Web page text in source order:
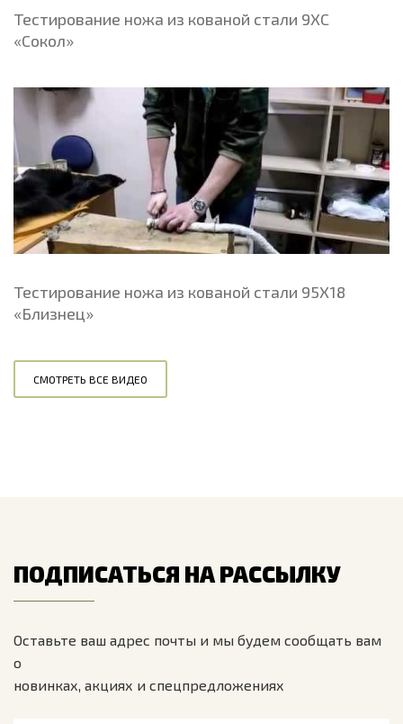
Тестирование ножа из кованой стали 9ХС
«Сокол»
Тестирование ножа из кованой стали 95Х18
«Близнец»
СМОТРЕТЬ ВСЕ ВИДЕО
ПОДПИСАТЬСЯ НА РАССЫЛКУ
Оставьте ваш адрес почты и мы будем сообщать вам
о
новинках, акциях и спецпредложениях